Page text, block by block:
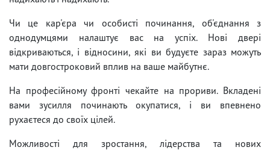
Чи це кар'єра чи особисті починання, об'єднання з
однодумцями налаштує вас на успіх. Нові двері
відкриваються, і відносини, які ви будуєте зараз можуть
мати довгостроковий вплив на ваше майбутнє.
На професійному фронті чекайте на прориви. Вкладені
вами зусилля починають окупатися, і ви впевнено
рухаєтеся до своїх цілей.
Можливості для зростання, лідерства та нових